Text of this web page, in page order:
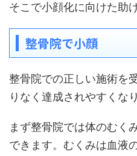
そこで小顔化に向けた助
整骨院で小顔
整骨院での正しい施術を
りなく達成されやすくな
まず整骨院では体のむく
できます。むくみは血液